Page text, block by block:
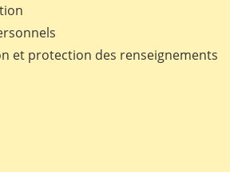
et protection des renseignements